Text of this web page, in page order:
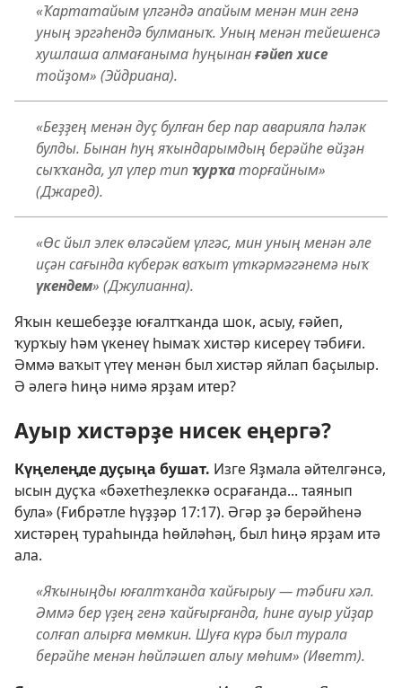
«Ҡартатайым үлгәндә апайым менән мин генә
уның эргәһендә булманыҡ. Уның менән тейешенсә
хушлаша алмағаныма һуңынанғәйеп хисе
тойҙом» (Эйдриана).
«Беҙҙең менән дуҫ булған бер пар аварияла һәләк
булды. Бынан һуң яҡындарымдың берәйһе өйҙән
сыҡҡанда, ул үлер тип ҡурҡаторғайным»
(Джаред).
«Өс йыл элек өләсәйем үлгәс, мин уның менән әле
иҫән сағында күберәк ваҡыт үткәрмәгәнемә ныҡ
үкендем» (Джулианна).
Яҡын кешебеҙҙе юғалтҡанда шок, асыу, ғәйеп,
ҡурҡыу һәм үкенеү һымаҡ хистәр кисереү тәбиғи.
Әммә ваҡыт үтеү менән был хистәр яйлап баҫылыр.
Ә әлегә һиңә нимә ярҙам итер?
Ауыр хистәрҙе нисек еңергә?
Күңелеңде дуҫыңа бушат. Изге Яҙмала әйтелгәнсә,
ысын дуҫҡа «бәхетһеҙлеккә осрағанда... таянып
була» (Ғибрәтле һүҙҙәр 17:17). Әгәр ҙә берәйһенә
хистәрең тураһында һөйләһәң, был һиңә ярҙам итә
ала.
«Яҡыныңды юғалтҡанда ҡайғырыу — тәбиғи хәл.
Әммә бер үҙең генә ҡайғырғанда, һине ауыр уйҙар
солғап алырға мөмкин. Шуға күрә был турала
берәйһе менән һөйләшеп алыу мөһим» (Иветт).